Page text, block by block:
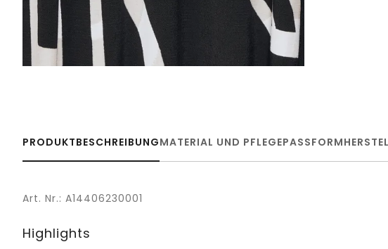
PRODUKTBESCHREIBUNGMATERIAL UND PFLEGEPASSFORM
Art. Nr.: A14406230001
Highlights